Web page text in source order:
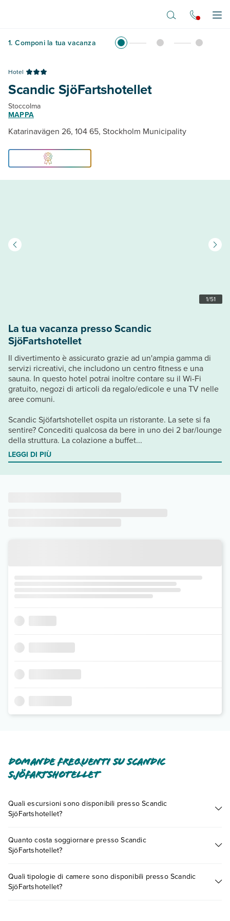
1. Componi la tua vacanza
Hotel
Scandic SjöFartshotellet
Stoccolma
MAPPA
Katarinavägen 26, 104 65, Stockholm Municipality
1/51
La tua vacanza presso Scandic
SjöFartshotellet
Il divertimento è assicurato grazie ad un'ampia gamma di
servizi ricreativi, che includono un centro fitness e una
sauna. In questo hotel potrai inoltre contare su il Wi-Fi
gratuito, negozi di articoli da regalo/edicole e una TV nelle
aree comuni.
Scandic Sjöfartshotellet ospita un ristorante. La sete si fa
sentire? Concediti qualcosa da bere in uno dei 2 bar/lounge
della struttura. La colazione a buffet...
LEGGI DI PIÙ
Domande frequenti su Scandic
SjöFartshotellet
Quali escursioni sono disponibili presso Scandic
SjöFartshotellet?
presso Scandic SjöFartshotellet. Scoprile tutte nella
dedicatao contatta il call center chiamando il numero
Quanto costa soggiornare presso Scandic
SjöFartshotellet?
vari fattori (per es. date, condizioni dell'hotel, ecc). Per
consultare i prezzi, compila il motore di ricerca e scegli
Quali tipologie di camere sono disponibili presso Scandic
SjöFartshotellet?